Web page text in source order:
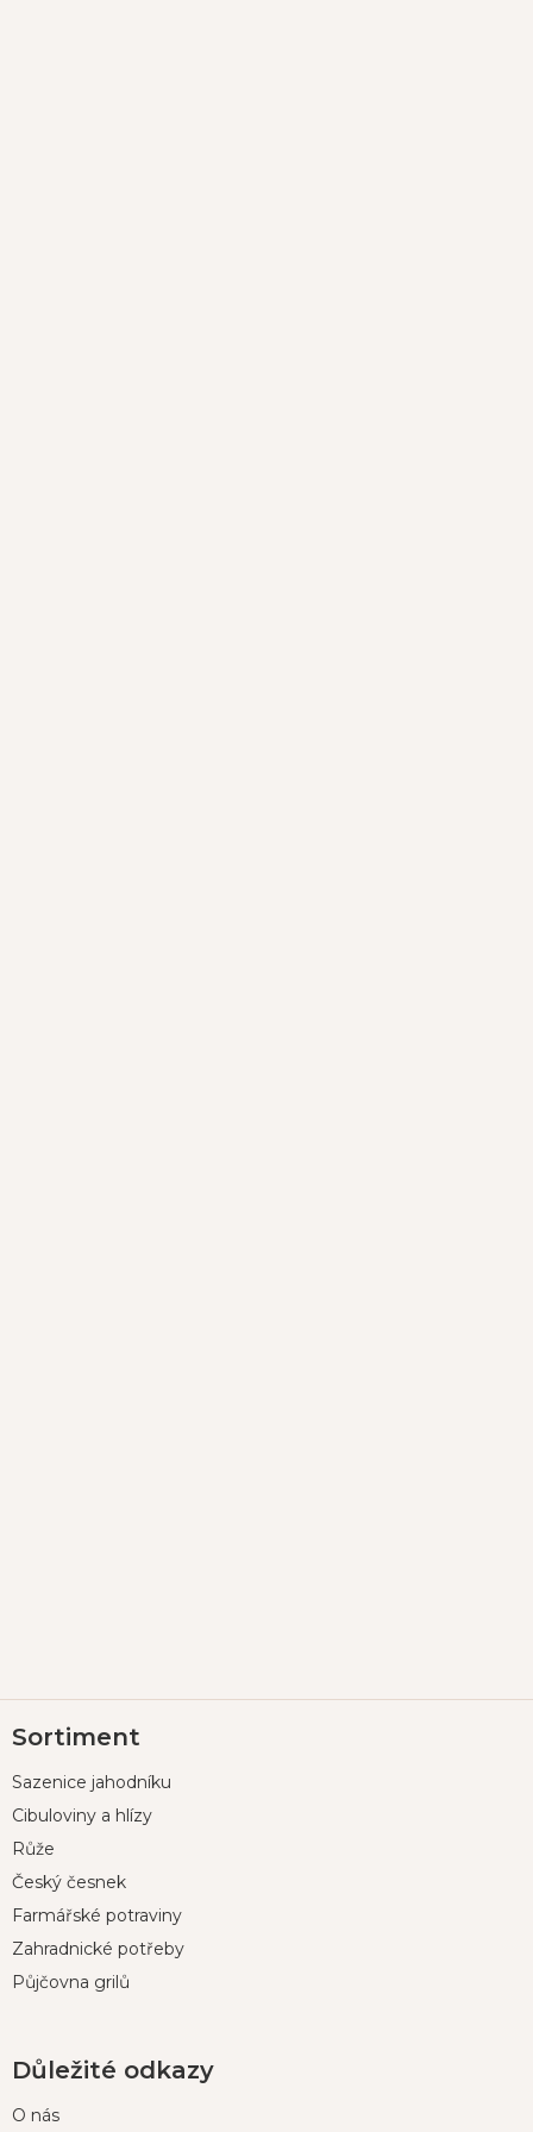
á
a
Sortiment
Sazenice jahodníku
Cibuloviny a hlízy
Růže
Český česnek
Farmářské potraviny
Zahradnické potřeby
Půjčovna grilů
Důležité odkazy
O nás